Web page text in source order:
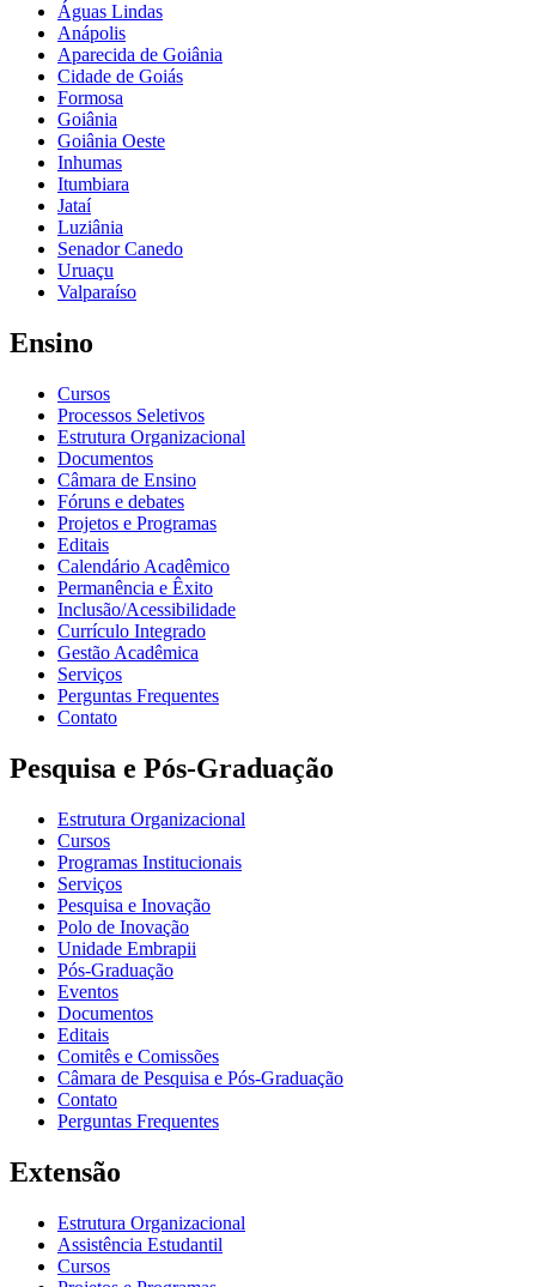
Águas Lindas
Anápolis
Aparecida de Goiânia
Cidade de Goiás
Formosa
Goiânia
Goiânia Oeste
Inhumas
Itumbiara
Jataí
Luziânia
Senador Canedo
Uruaçu
Valparaíso
Ensino
Cursos
Processos Seletivos
Estrutura Organizacional
Documentos
Câmara de Ensino
Fóruns e debates
Projetos e Programas
Editais
Calendário Acadêmico
Permanência e Êxito
Inclusão/Acessibilidade
Currículo Integrado
Gestão Acadêmica
Serviços
Perguntas Frequentes
Contato
Pesquisa e Pós-Graduação
Estrutura Organizacional
Cursos
Programas Institucionais
Serviços
Pesquisa e Inovação
Polo de Inovação
Unidade Embrapii
Pós-Graduação
Eventos
Documentos
Editais
Comitês e Comissões
Câmara de Pesquisa e Pós-Graduação
Contato
Perguntas Frequentes
Extensão
Estrutura Organizacional
Assistência Estudantil
Cursos